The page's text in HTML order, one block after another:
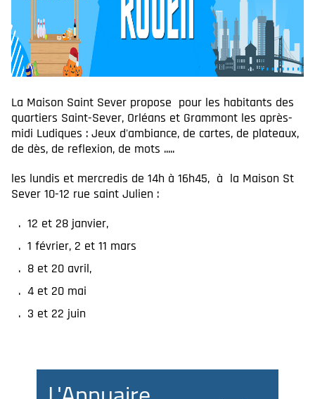
La Maison Saint Sever propose pour les habitants des
quartiers Saint-Sever, Orléans et Grammont les après-
midi Ludiques : Jeux d'ambiance, de cartes, de plateaux,
de dès, de reflexion, de mots .....
les lundis et mercredis de 14h à 16h45, à la Maison St
Sever 10-12 rue saint Julien :
12 et 28 janvier,
1 février, 2 et 11 mars
8 et 20 avril,
4 et 20 mai
3 et 22 juin